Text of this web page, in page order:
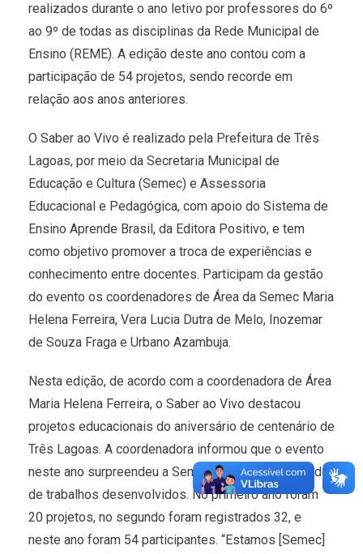
realizados durante o ano letivo por professores do 6º
ao 9º de todas as disciplinas da Rede Municipal de
Ensino (REME). A edição deste ano contou com a
participação de 54 projetos, sendo recorde em
relação aos anos anteriores.
O Saber ao Vivo é realizado pela Prefeitura de Três
Lagoas, por meio da Secretaria Municipal de
Educação e Cultura (Semec) e Assessoria
Educacional e Pedagógica, com apoio do Sistema de
Ensino Aprende Brasil, da Editora Positivo, e tem
como objetivo promover a troca de experiências e
conhecimento entre docentes. Participam da gestão
do evento os coordenadores de Área da Semec Maria
Helena Ferreira, Vera Lucia Dutra de Melo, Inozemar
de Souza Fraga e Urbano Azambuja.
Nesta edição, de acordo com a coordenadora de Área
Maria Helena Ferreira, o Saber ao Vivo destacou
projetos educacionais do aniversário de centenário de
Três Lagoas. A coordenadora informou que o evento
neste ano surpreendeu a Semec devido à quantidade
de trabalhos desenvolvidos. No primeiro ano foram
20 projetos, no segundo foram registrados 32, e
neste ano foram 54 participantes. “Estamos [Semec]